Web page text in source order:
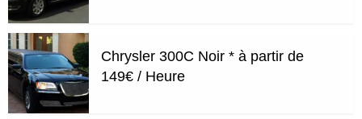
Chrysler 300C Noir * à partir de
149€ / Heure